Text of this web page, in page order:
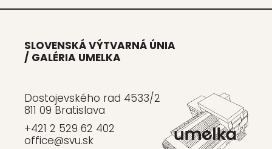
SLOVENSKÁ VÝTVARNÁ ÚNIA
/ GALÉRIA UMELKA
Dostojevského rad 4533/2
811 09 Bratislava
+421 2 529 62 402
office@svu.sk